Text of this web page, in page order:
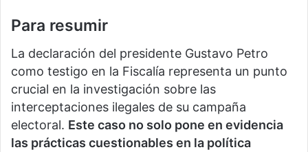
Para resumir
La declaración del presidente Gustavo Petro
como testigo en la Fiscalía representa un punto
crucial en la investigación sobre las
interceptaciones ilegales de su campaña
electoral. Este caso no solo pone en evidencia
las prácticas cuestionables en la política